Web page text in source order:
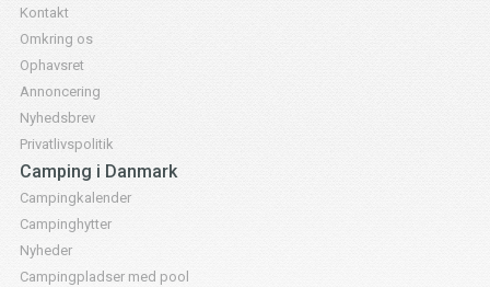
Kontakt
Omkring os
Ophavsret
Annoncering
Nyhedsbrev
Privatlivspolitik
Camping i Danmark
Campingkalender
Campinghytter
Nyheder
Campingpladser med pool